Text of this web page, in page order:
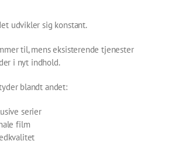
udvikler sig konstant.
til, mens eksisterende tjenester
i nyt indhold.
blandt andet:
serier
film